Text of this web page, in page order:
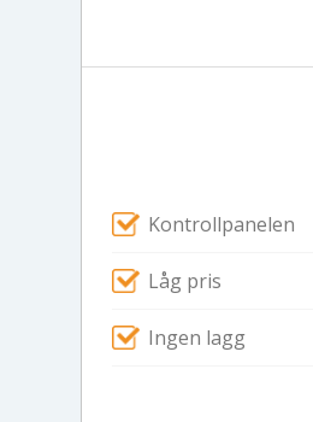
Kontrollpanelen
Låg pris
Ingen lagg